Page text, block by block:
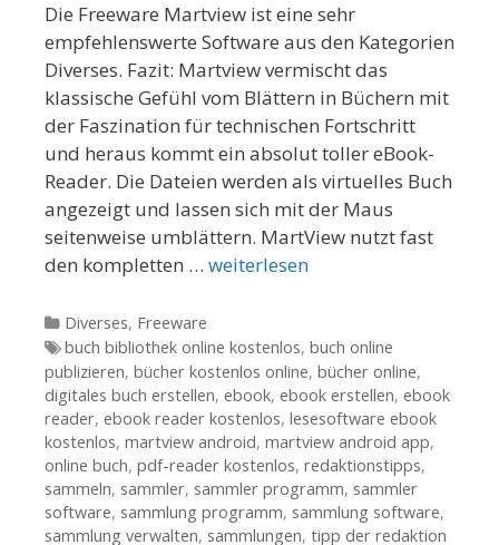
Die Freeware Martview ist eine sehr
empfehlenswerte Software aus den Kategorien
Diverses. Fazit: Martview vermischt das
klassische Gefühl vom Blättern in Büchern mit
der Faszination für technischen Fortschritt
und heraus kommt ein absolut toller eBook-
Reader. Die Dateien werden als virtuelles Buch
angezeigt und lassen sich mit der Maus
seitenweise umblättern. MartView nutzt fast
den kompletten … weiterlesen
Kategorien
Diverses, Freeware
Tags
buch bibliothek online kostenlos, buch online
publizieren, bücher kostenlos online, bücher online,
digitales buch erstellen, ebook, ebook erstellen, ebook
reader, ebook reader kostenlos, lesesoftware ebook
kostenlos, martview android, martview android app,
online buch, pdf-reader kostenlos, redaktionstipps,
sammeln, sammler, sammler programm, sammler
software, sammlung programm, sammlung software,
sammlung verwalten, sammlungen, tipp der redaktion